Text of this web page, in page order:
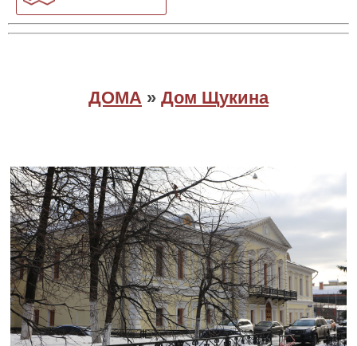
ДОМА » Дом Щукина